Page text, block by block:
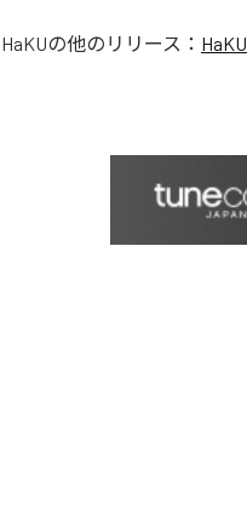
HaKUの他のリリース： HaKU